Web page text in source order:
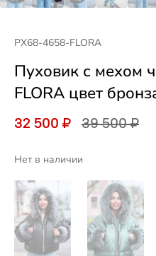
PX68-4658-FLORA
Пуховик с мехом
FLORA цвет
32 500 ₽ 39 500 ₽
Нет в наличии